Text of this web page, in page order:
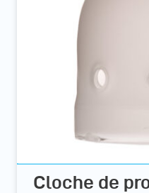
Cloche de